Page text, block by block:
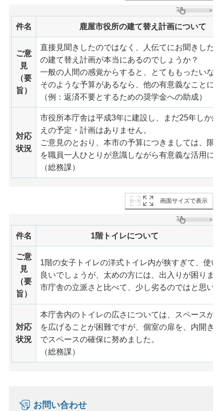
件名 鹿屋市役所の建て替え計画について
ご意
見
（要
旨）
直接見聞きしたのではなく、人伝てにお聞きした
の建て替え計画が本当にあるのでしょうか？
一般の人間の感覚からすると、とてももったいな
そのような予算があるなら、他の有意義なことに
（例：返済不要とするための奨学金への助成）
対応
状況
市役所本庁舎は平成3年に建設し、まだ25年しか
えの予定・計画はありません。
ご意見のとおり、本市の予算につきましては、限
を職員一人ひとりが意識しながら有意義な活用に
（総務課）
画面サイズで表示
件名 1階トイレについて
ご意
見
（要
旨）
1階の女子トイレの洋式トイレ内が狭すぎて、使
良いでしょうが、太めの方には、出入りが困りま
市庁舎の立派さと比べて、少し劣るのではと思い
対応
状況
本庁舎内のトイレの広さについては、スペースが
を広げることが困難ですが、個室の扉を、内開き
でスペースの確保に努めました。
（総務課）
お問い合わせ